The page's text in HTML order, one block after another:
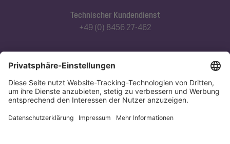
Technischer Kundendienst
+49 (0) 8456 27-462
Abonnieren Sie unseren Newsletter
Jetzt anmelden